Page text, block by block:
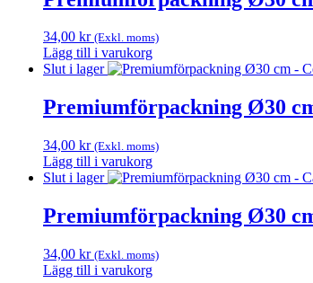
34,00 kr (Exkl. moms)
Lägg till i varukorg
Slut i lager
Premiumförpackning Ø30
34,00 kr (Exkl. moms)
Lägg till i varukorg
Slut i lager
Premiumförpackning Ø30
34,00 kr (Exkl. moms)
Lägg till i varukorg